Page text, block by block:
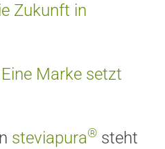
Zukunft in
Marke setzt
steviapura® steht